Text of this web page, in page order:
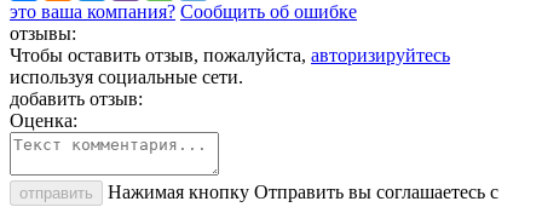
это ваша компания? Сообщить об ошибке
отзывы:
Чтобы оставить отзыв, пожалуйста, авторизируйтесь
используя социальные сети.
добавить отзыв:
Оценка:
отправить
Нажимая кнопку Отправить вы соглашаетесь с